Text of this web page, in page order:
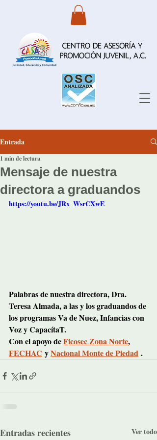
Entrada
Mensaje de nuestra
directora a graduandos
1 min de lectura
https://youtu.be/JRx_WsrCXwE
Palabras de nuestra directora, Dra.
Teresa Almada, a las y los graduandos de
los programas Va de Nuez, Infancias con
Voz y CapacítaT.
Con el apoyo de Ficosec Zona Norte,
FECHAC y Nacional Monte de Piedad .
Entradas recientes Ver todo